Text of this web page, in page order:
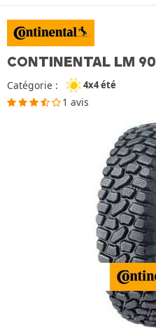
CONTINENTAL LM 90
Catégorie : 4x4 été
1 avis